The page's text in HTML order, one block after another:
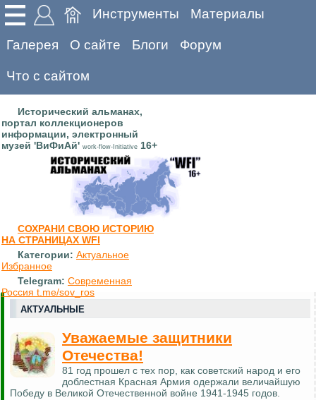
Инструменты Материалы
Галерея О сайте Блоги Форум
Что с сайтом
Исторический альманах,
портал коллекционеров
информации, электронный
музей 'ВиФиАй' work-flow-Initiative 16+
СОХРАНИ СВОЮ ИСТОРИЮ
НА СТРАНИЦАХ WFI
Категории: Актуальное
Избранное
Telegram: Современная
Россия t.me/sov_ros
АКТУАЛЬНЫЕ
Уважаемые защитники
Отечества!
81 год прошел с тех пор, как советский народ и его
доблестная Красная Армия одержали величайшую
Победу в Великой Отечественной войне 1941-1945 годов.